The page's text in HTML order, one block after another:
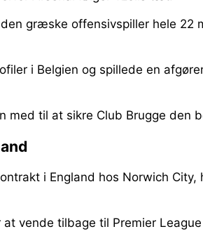
græske offensivspiller hele 22
i Belgien og spillede en
med til at sikre Club Brugge den
i England hos Norwich City,
vende tilbage til Premier